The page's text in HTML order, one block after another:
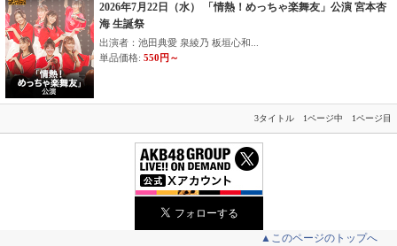
2026年7月22日（水） 「情熱！めっちゃ楽舞友」公演 宮本杏
海 生誕祭
出演者：池田典愛 泉綾乃 板垣心和...
単品価格: 550円～
3タイトル 1ページ中 1ページ目
▲このページのトップへ